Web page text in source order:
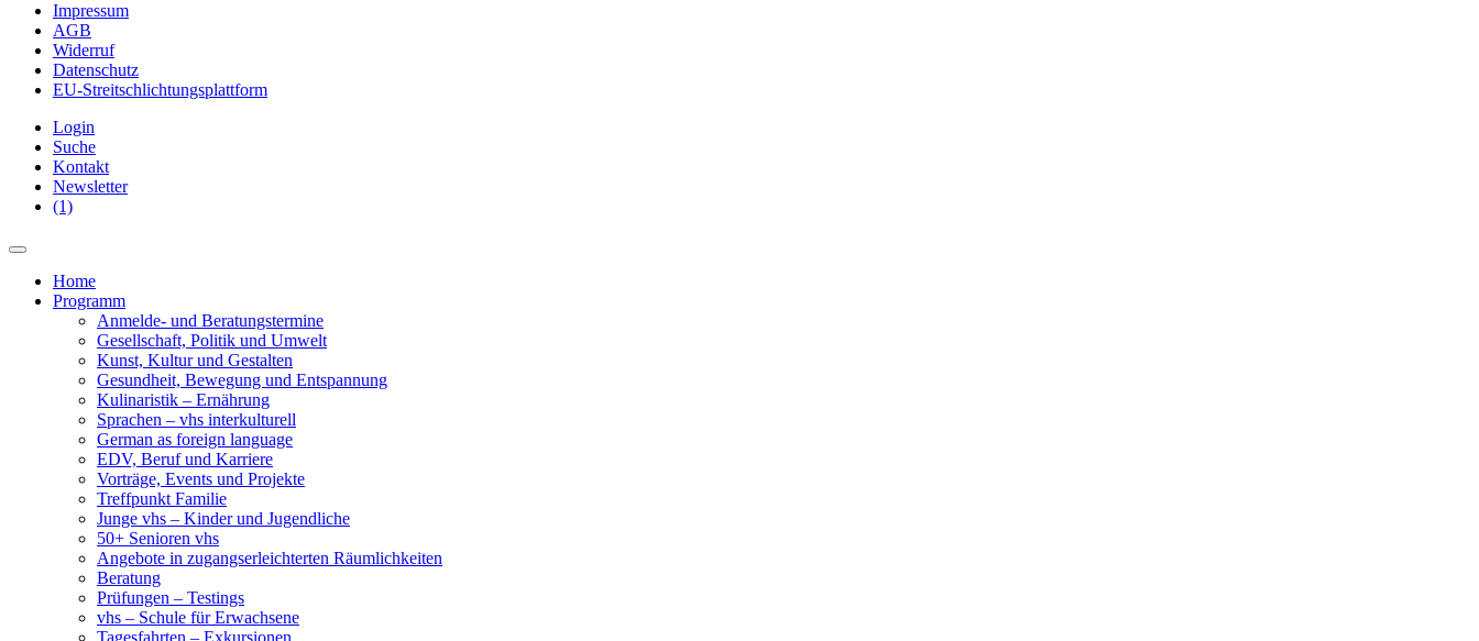
Impressum
AGB
Widerruf
Datenschutz
EU-Streitschlichtungsplattform
Login
Suche
Kontakt
Newsletter
(1)
Home
Programm
Anmelde- und Beratungstermine
Gesellschaft, Politik und Umwelt
Kunst, Kultur und Gestalten
Gesundheit, Bewegung und Entspannung
Kulinaristik – Ernährung
Sprachen – vhs interkulturell
German as foreign language
EDV, Beruf und Karriere
Vorträge, Events und Projekte
Treffpunkt Familie
Junge vhs – Kinder und Jugendliche
50+ Senioren vhs
Angebote in zugangserleichterten Räumlichkeiten
Beratung
Prüfungen – Testings
vhs – Schule für Erwachsene
Tagesfahrten – Exkursionen